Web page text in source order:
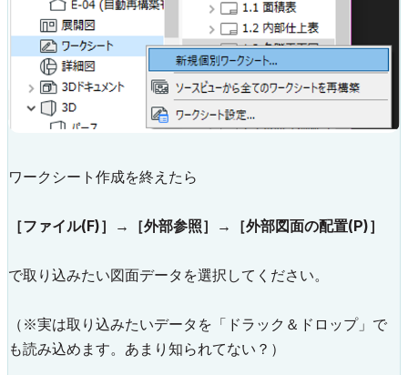
ワークシート作成を終えたら
［ファイル(F)］→［外部参照］→［外部図面の配置(P)］
で取り込みたい図面データを選択してください。
（※実は取り込みたいデータを「ドラック＆ドロップ」で
も読み込めます。あまり知られてない？）